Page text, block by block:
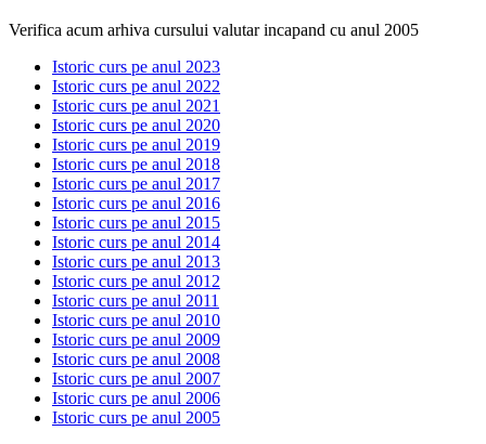
Verifica acum arhiva cursului valutar incapand cu anul 2005
Istoric curs pe anul 2023
Istoric curs pe anul 2022
Istoric curs pe anul 2021
Istoric curs pe anul 2020
Istoric curs pe anul 2019
Istoric curs pe anul 2018
Istoric curs pe anul 2017
Istoric curs pe anul 2016
Istoric curs pe anul 2015
Istoric curs pe anul 2014
Istoric curs pe anul 2013
Istoric curs pe anul 2012
Istoric curs pe anul 2011
Istoric curs pe anul 2010
Istoric curs pe anul 2009
Istoric curs pe anul 2008
Istoric curs pe anul 2007
Istoric curs pe anul 2006
Istoric curs pe anul 2005